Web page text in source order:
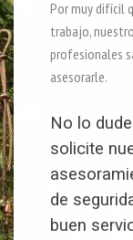
Por muy difícil
trabajo,
profesionales
asesorarle.
No lo
solicite
de
buen